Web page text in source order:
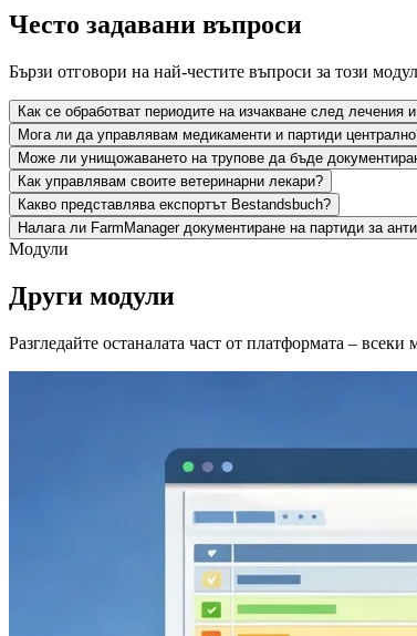
Често задавани въпроси
Бързи отговори на най-честите въпроси за този
Как се обработват периодите на изчакване след лечения
Мога ли да управлявам медикаменти и партиди
Може ли унищожаването на трупове да бъде
Как управлявам своите ветеринарни лекари?
Какво представлява експортът Bestandsbuch?
Налага ли FarmManager документиране на партиди за
Модули
Други модули
Разгледайте останалата част от платформата –